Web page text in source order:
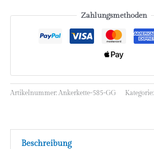
40
Zahlungsmethoden
Artikelnummer:Ankerkette-585-GG Kategorie:
Beschreibung